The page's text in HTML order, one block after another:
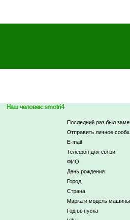
Наш человек: smotri4
Последний раз был
Отправить личное
E-mail
Телефон для связи
ФИО
День рождения
Город
Страна
Марка и модель машины
Год выпуска